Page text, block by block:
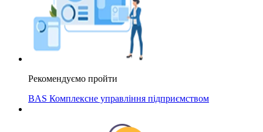
Рекомендуємо пройти
BAS Комплексне управління підприємством